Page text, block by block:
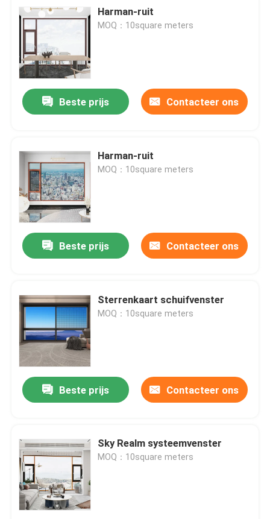
Huis
Producten
Harman-ruit
MOQ：10square meters
Beste prijs Contacteer ons
Harman-ruit
MOQ：10square meters
Beste prijs Contacteer ons
Sterrenkaart schuifvenster
MOQ：10square meters
Beste prijs Contacteer ons
Sky Realm systeemvenster
MOQ：10square meters